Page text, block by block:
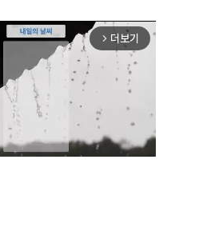
arrow_forward_ios 더보기